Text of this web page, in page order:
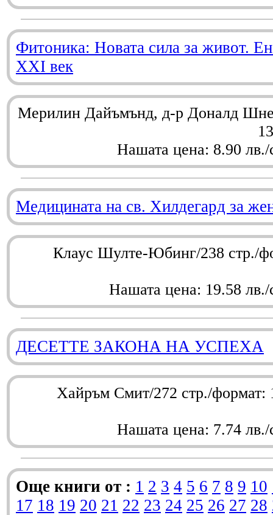
Фитоника: Новата сила за живот.
XXI век
Мерилин Дайъмънд, д-р Доналд
Нашата цена: 8.90 лв./
Медицината на св. Хилдегард за
Клаус Шулте-Юбинг/238 стр./
Нашата цена: 19.58 лв./
ДЕСЕТТЕ ЗАКОНА НА УСПЕХА
Хайръм Смит/272 стр./
Нашата цена: 7.74 лв./
Още книги от : 1 2 3 4 5 6 7 8 9 10
17 18 19 20 21 22 23 24 25 26 27 28